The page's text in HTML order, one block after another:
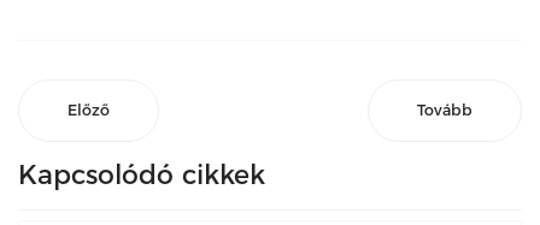
Előző Tovább
Kapcsolódó cikkek